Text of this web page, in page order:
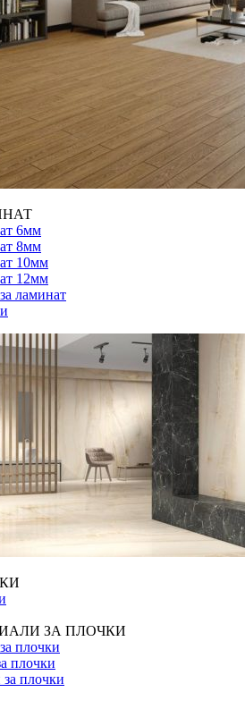
6мм
8мм
10мм
12мм
ламинат
ЗА ПЛОЧКИ
плочки
плочки
за плочки